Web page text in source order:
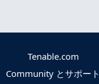
Tenable.com
Community とサポート